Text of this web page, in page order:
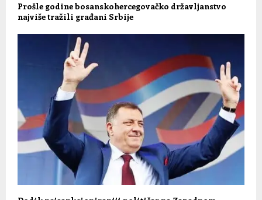
Prošle godine bosanskohercegovačko državljanstvo
najviše tražili građani Srbije